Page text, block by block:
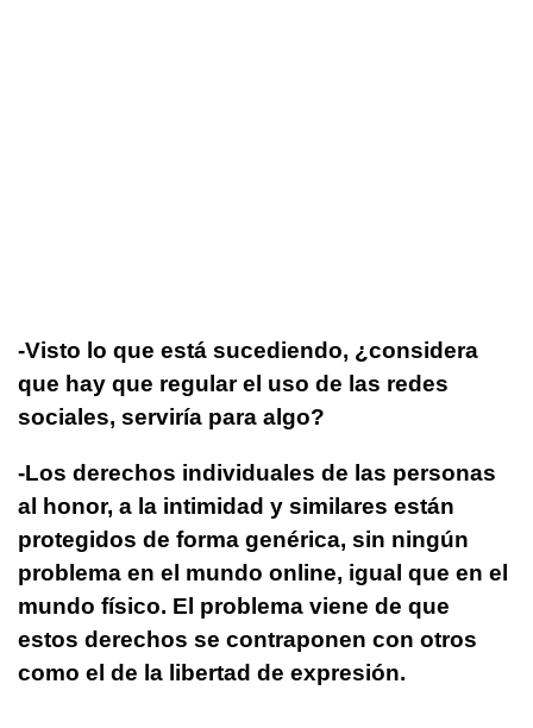
-Visto lo que está sucediendo, ¿considera
que hay que regular el uso de las redes
sociales, serviría para algo?
-Los derechos individuales de las personas
al honor, a la intimidad y similares están
protegidos de forma genérica, sin ningún
problema en el mundo online, igual que en el
mundo físico. El problema viene de que
estos derechos se contraponen con otros
como el de la libertad de expresión.